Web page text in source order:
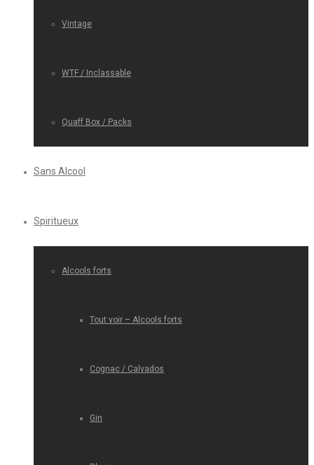
Vintage
WTF / Inclassable
Quaff Box / Packs
Sans Alcool
Spiritueux
Alcools forts
Tout voir – Alcools forts
Cognac / Calvados
Gin